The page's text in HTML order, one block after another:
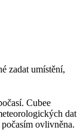
zadat umístění,
Cubee
dat
ovlivněna.